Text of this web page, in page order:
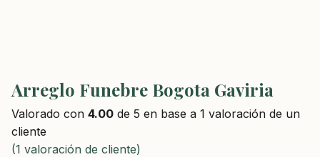
Arreglo Funebre Bogota Gaviria
Valorado con 4.00 de 5 en base a 1 valoración de un
cliente
(1 valoración de cliente)